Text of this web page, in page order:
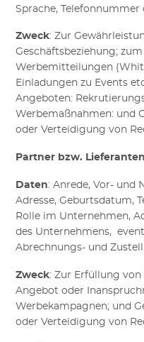
Sprache, Telefonnummer
Zweck: Zur
Geschäftsbeziehung;
Werbemitteilungen
Einladungen zu Events
Angeboten:
Werbemaßnahmen: und
oder Verteidigung von
Partner bzw. Lieferanten
Daten: Anrede, Vor- und
Adresse, Geburtsdatum,
Rolle im Unternehmen,
des Unternehmens,
Abrechnungs- und
Zweck: Zur Erfüllung von
Angebot oder
Werbekampagnen; und
oder Verteidigung von